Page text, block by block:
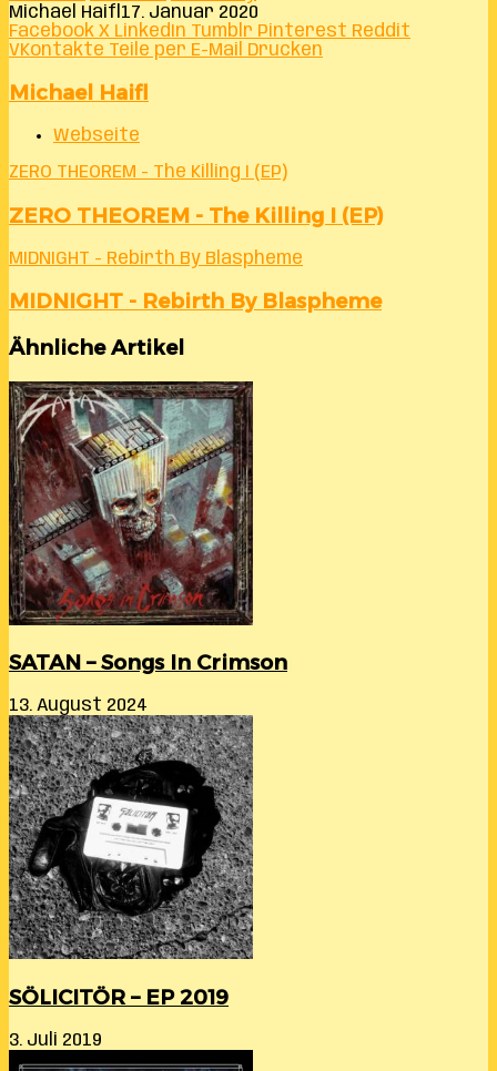
Michael Haifl 17. Januar 2020
Facebook X LinkedIn Tumblr Pinterest Reddit
VKontakte Teile per E-Mail Drucken
Michael Haifl
Webseite
ZERO THEOREM - The Killing I (EP)
ZERO THEOREM - The Killing I (EP)
MIDNIGHT - Rebirth By Blaspheme
MIDNIGHT - Rebirth By Blaspheme
Ähnliche Artikel
SATAN – Songs In Crimson
13. August 2024
SÖLICITÖR – EP 2019
3. Juli 2019